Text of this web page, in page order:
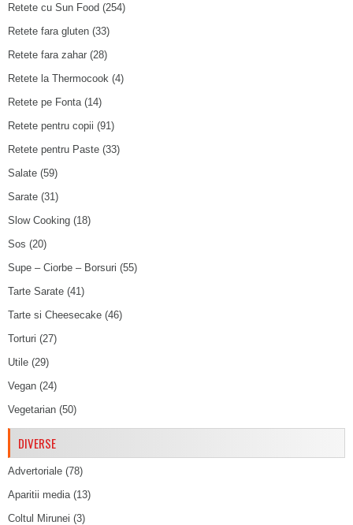
Retete cu Sun Food (254)
Retete fara gluten (33)
Retete fara zahar (28)
Retete la Thermocook (4)
Retete pe Fonta (14)
Retete pentru copii (91)
Retete pentru Paste (33)
Salate (59)
Sarate (31)
Slow Cooking (18)
Sos (20)
Supe – Ciorbe – Borsuri (55)
Tarte Sarate (41)
Tarte si Cheesecake (46)
Torturi (27)
Utile (29)
Vegan (24)
Vegetarian (50)
DIVERSE
Advertoriale (78)
Aparitii media (13)
Coltul Mirunei (3)